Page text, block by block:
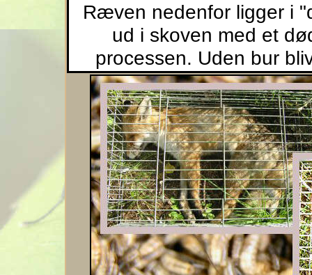
Ræven nedenfor ligger i
ud i skoven med et
processen. Uden bur